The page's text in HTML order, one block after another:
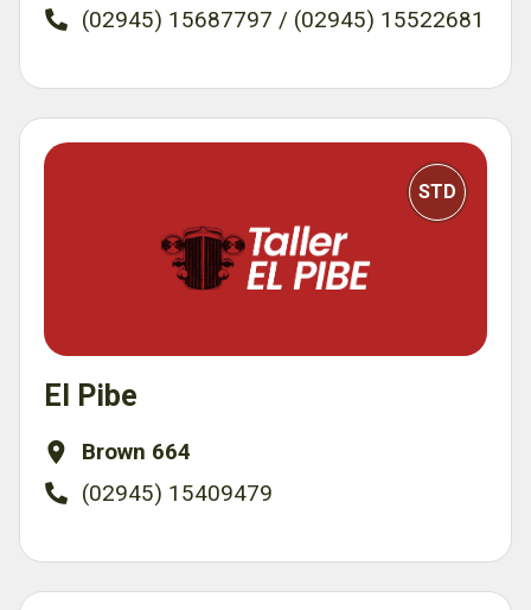
(02945) 15687797 / (02945) 15522681
STD
El Pibe
Brown 664
(02945) 15409479